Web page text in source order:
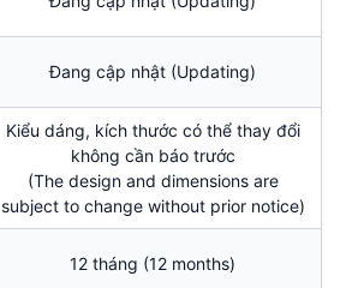
Đang cập nhật (Updating)
Kiểu dáng, kích thước có thể thay đổi
không cần báo trước
(The design and dimensions are
subject to change without prior notice)
12 tháng (12 months)